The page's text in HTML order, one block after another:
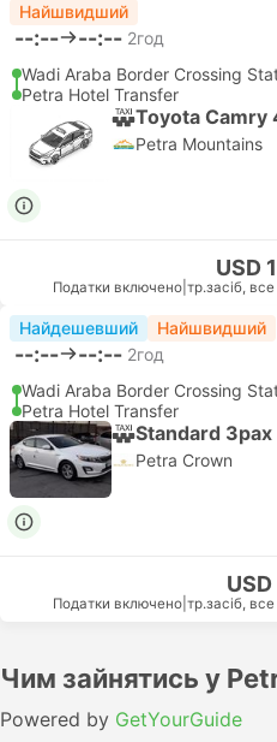
Найшвидший
--:-- --:-- 2год
Wadi Araba Border Crossing
Petra Hotel Transfer
Toyota Camry
Petra Mountains
USD
Податки включено тр.засіб,
Найдешевший Найшвидший
--:-- --:-- 2год
Wadi Araba Border Crossing
Petra Hotel Transfer
Standard 3pax
Petra Crown
Податки включено тр.засіб,
Чим зайнятись у
Powered by GetYourGuide